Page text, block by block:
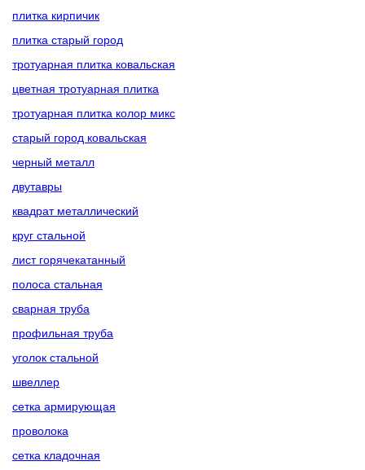
плитка кирпичик
плитка старый город
тротуарная плитка ковальская
цветная тротуарная плитка
тротуарная плитка колор микс
старый город ковальская
черный металл
двутавры
квадрат металлический
круг стальной
лист горячекатанный
полоса стальная
сварная труба
профильная труба
уголок стальной
швеллер
сетка армирующая
проволока
сетка кладочная